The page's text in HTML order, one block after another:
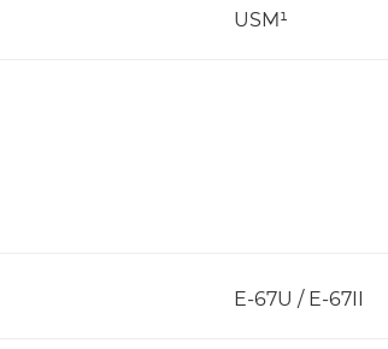
USM¹
E-67U / E-67II